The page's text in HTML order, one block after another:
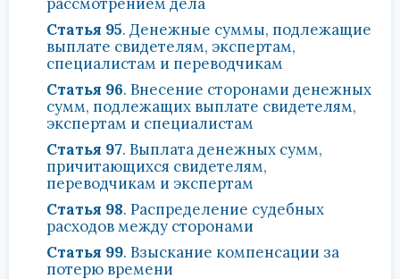
Статья 95. Денежные суммы, подлежащие
выплате свидетелям, экспертам,
специалистам и переводчикам
Статья 96. Внесение сторонами денежных
сумм, подлежащих выплате свидетелям,
экспертам и специалистам
Статья 97. Выплата денежных сумм,
причитающихся свидетелям,
переводчикам и экспертам
Статья 98. Распределение судебных
расходов между сторонами
Статья 99. Взыскание компенсации за
потерю времени